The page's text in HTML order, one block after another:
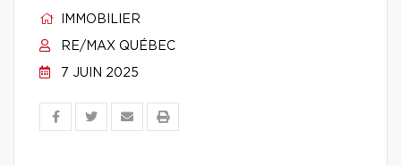
IMMOBILIER
RE/MAX QUÉBEC
7 JUIN 2025